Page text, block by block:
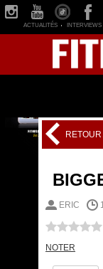
ACTUALITÉS INTERVIEWS
ERIC
NOTER